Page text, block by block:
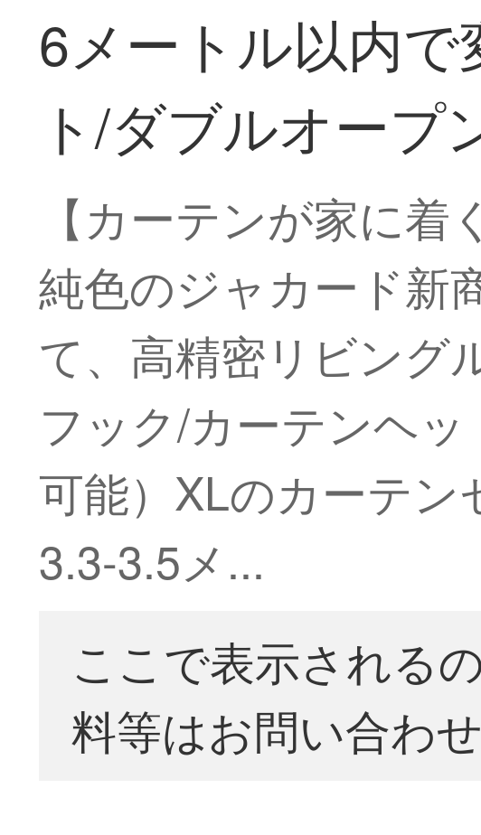
6メートル以内
ト/ダブルオープ
【カーテンが家に
純色のジャカード新
て、高精密リビング
フック/カーテンヘ
可能）XLのカーテ
3.3-3.5メ...
ここで表示される
料等はお問い合わ